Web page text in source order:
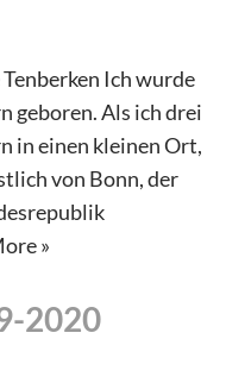
Ich wurde
geboren. Als ich drei
in einen kleinen Ort,
von Bonn, der
»
2020